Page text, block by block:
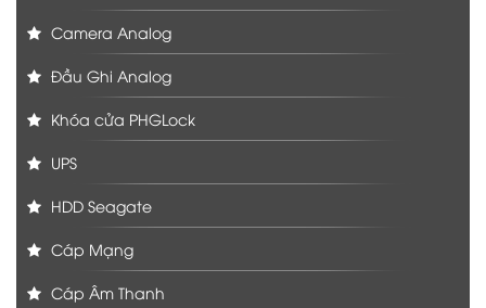
Camera Analog
Đầu Ghi Analog
Khóa cửa PHGLock
UPS
HDD Seagate
Cáp Mạng
Cáp Âm Thanh